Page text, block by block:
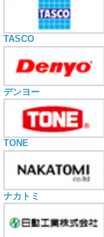
TASCO
デンヨー
TONE
ナカトミ